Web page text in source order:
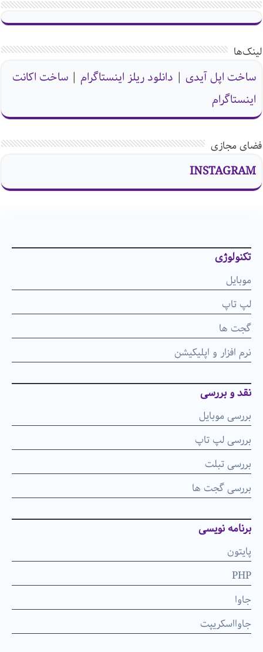
لینک‌ها
ساخت اپل آیدی | دانلود ریلز اینستاگرام |ساخت اکانت
اینستاگرام
فضای مجازی
INSTAGRAM
تکنولوژی
موبایل
لپ تاپ
گجت ها
نرم افزار و اپلیکیشن
نقد و بررسی
بررسی موبایل
بررسی لپ تاپ
بررسی تبلت
بررسی گجت ها
برنامه نویسی
پایتون
PHP
جاوا
جاوااسکریپت